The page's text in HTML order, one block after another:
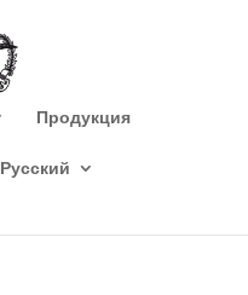
Продукция
Русский